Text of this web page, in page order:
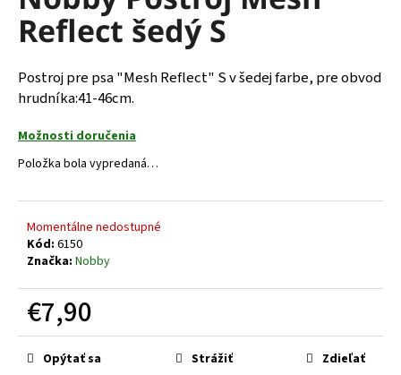
0,0
hviezdičiek.
Reflect šedý S
Postroj pre psa "Mesh Reflect" S v šedej farbe, pre obvod
hrudníka:41-46cm.
Možnosti doručenia
Položka bola vypredaná…
Momentálne nedostupné
Kód: 6150
Značka: Nobby
€7,90
Jednotková
cena:Opýtať sa Strážiť Zdieľať
á
j
s
ť
HĽADAŤ
O
d
o